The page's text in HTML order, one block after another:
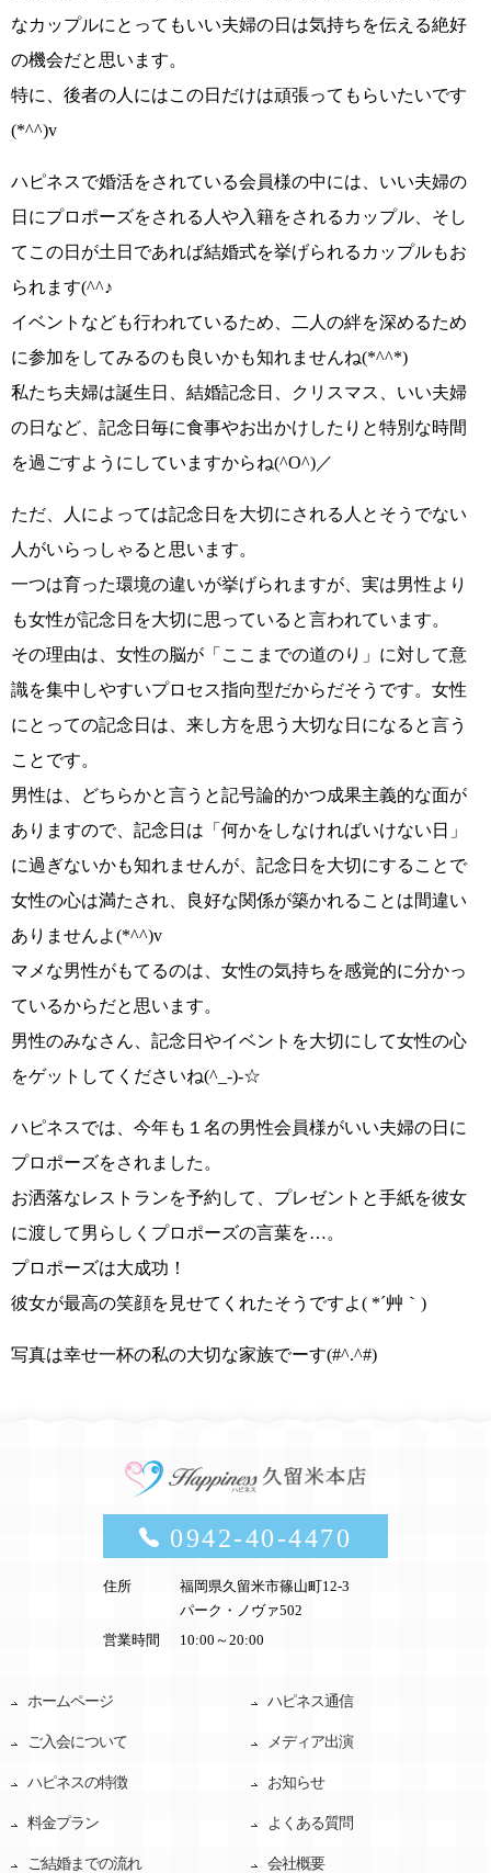
なカップルにとってもいい夫婦の日は気持ちを伝える絶好
の機会だと思います。
特に、後者の人にはこの日だけは頑張ってもらいたいです
(*^^)v
ハピネスで婚活をされている会員様の中には、いい夫婦の
日にプロポーズをされる人や入籍をされるカップル 、そし
てこの日が土日であれば結婚式を挙げられるカップルもお
られます(^^♪
イベントなども行われているため、二人の絆を深めるため
に参加をしてみるのも良いかも知れませんね(*^^*)
私たち夫婦は誕生日、結婚記念日、クリスマス、いい夫婦
の日など、 記念日毎に食事やお出かけしたりと特別な時間
を過ごすようにしていますからね(^O^)／
ただ、人によっては記念日を大切にされる人とそうでない
人がいらっしゃると思います。
一つは育った環境の違いが挙げられますが、実は男性より
も女性が記念日を大切に思っていると言われています。
その理由は、女性の脳が 「ここまでの道のり」 に対して意
識を集中しやすいプロセス指向型だからだそうです。女性
にとっての記念日は、来し方を思う大切な日になると言う
ことです。
男性は、どちらかと言うと記号論的かつ成果主義的な面が
ありますので、記念日は 「何かをしなければいけない日」
に過ぎないかも知れませんが、 記念日を大切にすることで
女性の心は満たされ 、良好な関係が築かれることは間違い
ありませんよ(*^^)v
マメな男性がもてるのは、女性の気持ちを感覚的に分かっ
ているからだと思います。
男性のみなさん、 記念日やイベントを大切にして女性の心
をゲット してくださいね(^_-)-☆
ハピネスでは、 今年も１名の男性会員様がいい夫婦の日に
プロポーズをされました。
お洒落なレストランを予約して、プレゼントと手紙を彼女
に渡して男らしくプロポーズの言葉を…。
プロポーズは大成功！
彼女が最高の笑顔を見せてくれたそうですよ( *´艸｀)
写真は幸せ一杯の私の大切な家族でーす(#^.^#)
0942-40-4470
住所
福岡県久留米市篠山町12-3
パーク・ノヴァ502
営業時間
10:00～20:00
ホームページ
ご入会について
ハピネスの特徴
料金プラン
ご結婚までの流れ
ハピネス通信
メディア出演
お知らせ
よくある質問
会社概要